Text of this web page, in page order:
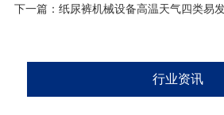
下一篇： 纸尿裤机械设备高温天气四类易
行业资讯